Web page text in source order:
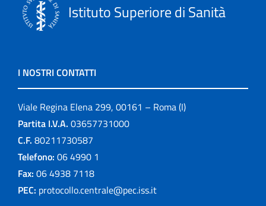
Istituto Superiore di Sanità
I NOSTRI CONTATTI
Viale Regina Elena 299, 00161 – Roma (I)
Partita I.V.A. 03657731000
C.F. 80211730587
Telefono: 06 4990 1
Fax: 06 4938 7118
PEC: protocollo.centrale@pec.iss.it